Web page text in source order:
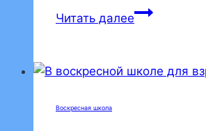
Читать далееВ
прошел
Воскресная школа